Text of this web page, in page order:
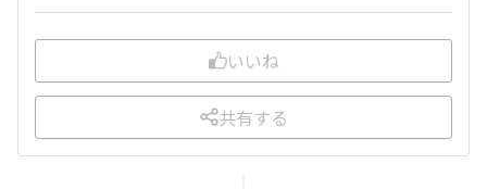
いいね
共有する